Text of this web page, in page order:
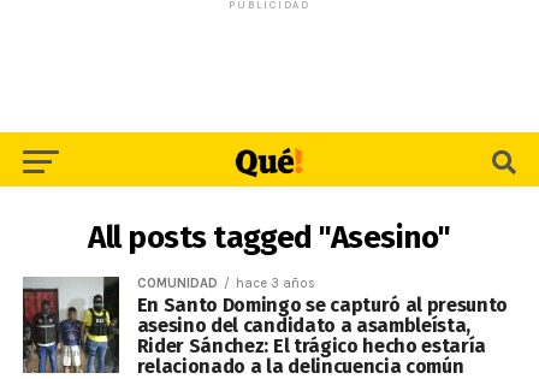
PUBLICIDAD
All posts tagged "Asesino"
COMUNIDAD hace 3 años
En Santo Domingo se capturó al presunto
asesino del candidato a asambleísta,
Rider Sánchez: El trágico hecho estaría
relacionado a la delincuencia común